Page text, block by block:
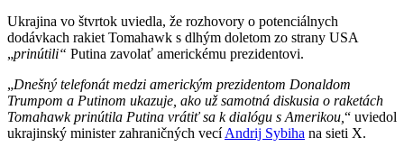
Ukrajina vo štvrtok uviedla, že rozhovory o potenciálnych
dodávkach rakiet Tomahawk s dlhým doletom zo strany USA
„prinútili“ Putina zavolať americkému prezidentovi.
„Dnešný telefonát medzi americkým prezidentom Donaldom
Trumpom a Putinom ukazuje, ako už samotná diskusia o raketách
Tomahawk prinútila Putina vrátiť sa k dialógu s Amerikou, “ uviedol
ukrajinský minister zahraničných vecíAndrij Sybiha na sieti X.